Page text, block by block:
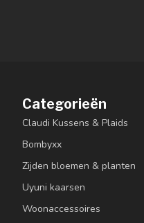
Categorieën
Claudi Kussens & Plaids
Bombyxx
Zijden bloemen & planten
Uyuni kaarsen
Woonaccessoires